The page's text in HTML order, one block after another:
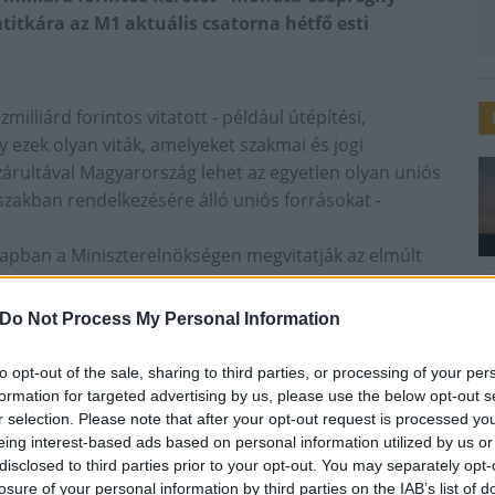
Do Not Process My Personal Information
opt-out of the sale, sharing to third parties, or processing of your
for targeted advertising by us, please use the below opt-out
selection. Please note that after your opt-out request is processed
interest-based ads based on personal information utilized by us
to third parties prior to your opt-out. You may separately
of your personal information by third parties on the IAB’s list of
az M1 aktuális csatorna hétfő esti
forintos vitatott - például útépítési,
olyan viták, amelyeket szakmai és jogi
Magyarország lehet az egyetlen olyan uniós
rendelkezésére álló uniós forrásokat -
a Miniszterelnökségen megvitatják az elmúlt
áttekintik, hogyan hasznosultak a felhasznált
vagy a gazdaságot jobban dinamizáln.
még hatékonyabb fejlesztéspolitikát
új alapokra helyezik a fejlesztéspolitikát. A
amelyek vagy a munkahelyteremtési,